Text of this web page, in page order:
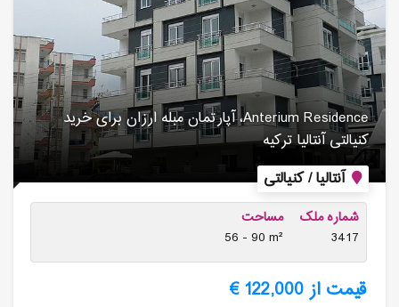
آنتالیا / کنیالتی
Anterium Residence، آپارتمان مبله ارزان برای خرید
کنیالتی آنتالیا ترکیه
شماره ملک
3417
مساحت
56 - 90 m²
قیمت از 122,000 €